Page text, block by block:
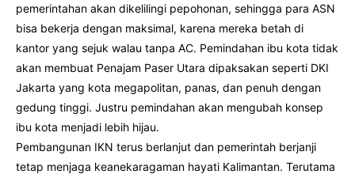
pemerintahan akan dikelilingi pepohonan, sehingga para ASN
bisa bekerja dengan maksimal, karena mereka betah di
kantor yang sejuk walau tanpa AC. Pemindahan ibu kota tidak
akan membuat Penajam Paser Utara dipaksakan seperti DKI
Jakarta yang kota megapolitan, panas, dan penuh dengan
gedung tinggi. Justru pemindahan akan mengubah konsep
ibu kota menjadi lebih hijau.
Pembangunan IKN terus berlanjut dan pemerintah berjanji
tetap menjaga keanekaragaman hayati Kalimantan. Terutama